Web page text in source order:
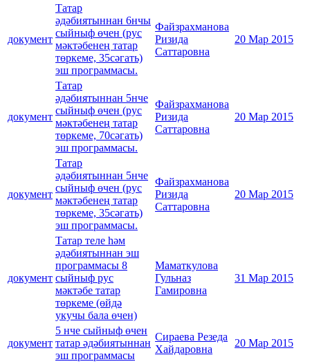
документ
Татар
әдәбиятыннан 6нчы
сыйныф өчен (рус
мәктәбенең татар
төркеме, 35сәгать)
эш программасы.
Файзрахманова
Ризида
Саттаровна
20 Мар 2015
документ
Татар
әдәбиятыннан 5нче
сыйныф өчен (рус
мәктәбенең татар
төркеме, 70сәгать)
эш программасы.
Файзрахманова
Ризида
Саттаровна
20 Мар 2015
документ
Татар
әдәбиятыннан 5нче
сыйныф өчен (рус
мәктәбенең татар
төркеме, 35сәгать)
эш программасы.
Файзрахманова
Ризида
Саттаровна
20 Мар 2015
документ
Татар теле һәм
әдәбиятыннан эш
программасы 8
сыйныф рус
мәктәбе татар
төркеме (өйдә
укучы бала өчен)
Маматкулова
Гульназ
Гамировна
31 Мар 2015
документ
5 нче сыйныф өчен
татар әдәбиятыннан
эш программасы
Сираева Резеда
Хайдаровна
20 Мар 2015